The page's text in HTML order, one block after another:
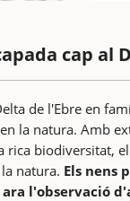
cap al
de l'Ebre en
la natura. Amb
rica biodiversitat,
natura. Els nens
l'observació